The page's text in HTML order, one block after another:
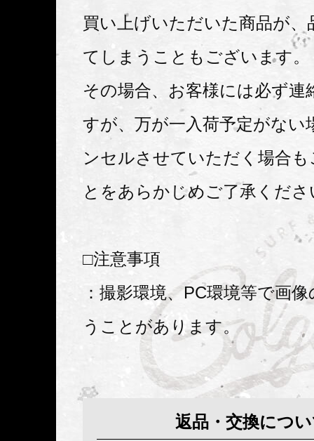
買い上げいただいた商品が、
てしまうこともございます。
その場合、お客様には必ず連
すが、万が一入荷予定がない
ンセルさせていただく場合
とをあらかじめご了承くださ
□注意事項
：撮影環境、PC環境等で画
うことがあります。
返品・交換につ